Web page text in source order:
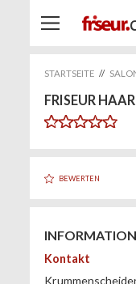
STARTSEITE //
FRISEUR
BEWERTEN
Kontakt